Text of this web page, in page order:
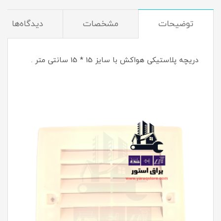
توضیحات مشخصات دیدگاه‌ها
دریچه پلاستیکی هواکش با سایز 15 * 15 سانتی متر .